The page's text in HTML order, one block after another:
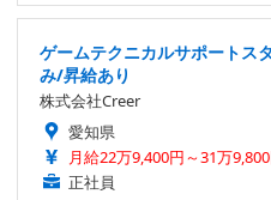
ゲームテクニカルサポートス
み/昇給あり
株式会社Creer
愛知県
月給22万9,400円～31万
正社員